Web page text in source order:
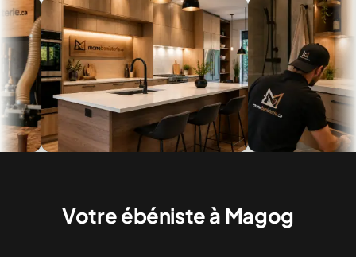
Votre ébéniste à Magog